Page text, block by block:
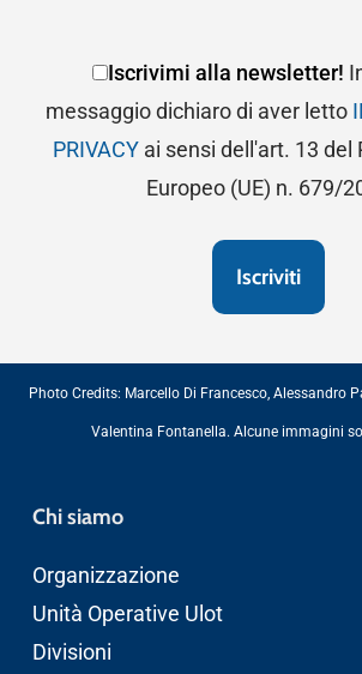
Iscrivimi alla newsletter!
messaggio dichiaro di aver letto
PRIVACYai sensi dell'art. 13 del
Europeo (UE) n. 679/
Photo Credits: Marcello Di Francesco, Alessandro
Valentina Fontanella. Alcune immagini
Chi siamo
Organizzazione
Unità Operative Ulot
Divisioni